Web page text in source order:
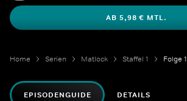
AB 5,98 € MTL.
Home Serien Matlock Staffel 1 Folge 1
EPISODENGUIDE DETAILS